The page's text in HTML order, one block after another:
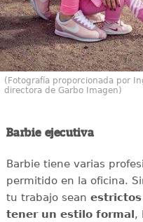
(Fotografía proporcionada por
directora de Garbo Imagen)
Barbie ejecutiva
Barbie tiene varias
permitido en la oficina.
tu trabajo sean
tener un estilo formal ,